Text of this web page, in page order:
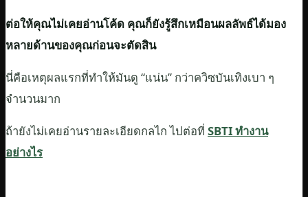
ต่อให้คุณไม่เคยอ่านโค้ด คุณก็ยังรู้สึกเหมือนผลลัพธ์ได้มอง
หลายด้านของคุณก่อนจะตัดสิน
นี่คือเหตุผลแรกที่ทำให้มันดู “แน่น” กว่าควิซบันเทิงเบา ๆ
จำนวนมาก
ถ้ายังไม่เคยอ่านรายละเอียดกลไก ไปต่อที่ SBTI ทำงาน
อย่างไร